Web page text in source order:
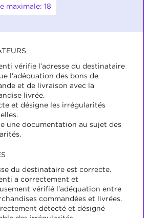
maximale: 18
vérifie l’adresse du destinataire
l'adéquation des bons de
et de livraison avec la
livrée.
et désigne les irrégularités
une documentation au sujet des
du destinataire est correcte.
a correctement et
vérifié l'adéquation entre
commandées et livrées.
détecté et désigné